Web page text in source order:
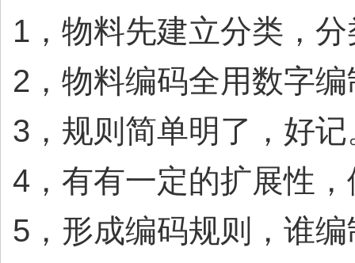
1，物料先建立分类，
2，物料编码全用数字
3，规则简单明了，好
4，有有一定的扩展性
5，形成编码规则，谁